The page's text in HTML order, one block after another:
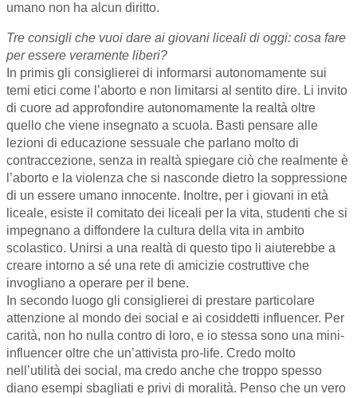
umano non ha alcun diritto.
Tre consigli che vuoi dare ai giovani liceali di oggi: cosa fare
per essere veramente liberi?
In primis gli consiglierei di informarsi autonomamente sui
temi etici come l’aborto e non limitarsi al sentito dire. Li invito
di cuore ad approfondire autonomamente la realtà oltre
quello che viene insegnato a scuola. Basti pensare alle
lezioni di educazione sessuale che parlano molto di
contraccezione, senza in realtà spiegare ciò che realmente è
l’aborto e la violenza che si nasconde dietro la soppressione
di un essere umano innocente. Inoltre, per i giovani in età
liceale, esiste il comitato dei liceali per la vita, studenti che si
impegnano a diffondere la cultura della vita in ambito
scolastico. Unirsi a una realtà di questo tipo li aiuterebbe a
creare intorno a sé una rete di amicizie costruttive che
invogliano a operare per il bene.
In secondo luogo gli consiglierei di prestare particolare
attenzione al mondo dei social e ai cosiddetti influencer. Per
carità, non ho nulla contro di loro, e io stessa sono una mini-
influencer oltre che un’attivista pro-life. Credo molto
nell’utilità dei social, ma credo anche che troppo spesso
diano esempi sbagliati e privi di moralità. Penso che un vero